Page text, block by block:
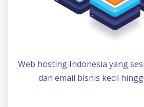
Web hosting Indonesia yang
dan email bisnis kecil